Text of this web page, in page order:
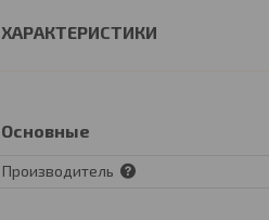
ХАРАКТЕРИСТИКИ
Основные
Производитель